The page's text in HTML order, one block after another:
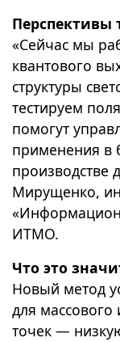
Перспективы
«Сейчас мы
квантового
структуры
тестируем
помогут
применения в
производстве
Мирущенко,
ИТМО.
Что это
Новый метод
для массового
точек —